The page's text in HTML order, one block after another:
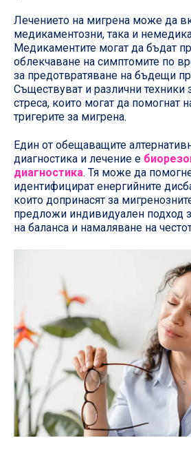
Лечението на мигрена може да
медикаментозни, така и
Медикаментите могат да бъдат
облекчаване на симптомите по
за предотвратяване на бъдещи
Съществуват и различни техники
стреса, които могат да помогнат
тригерите за мигрена.
Един от обещаващите
диагностика и лечение е
диагностика. Тя може да
идентифицират енергийните
които допринасят за
предложи индивидуален подход
на баланса и намаляване на